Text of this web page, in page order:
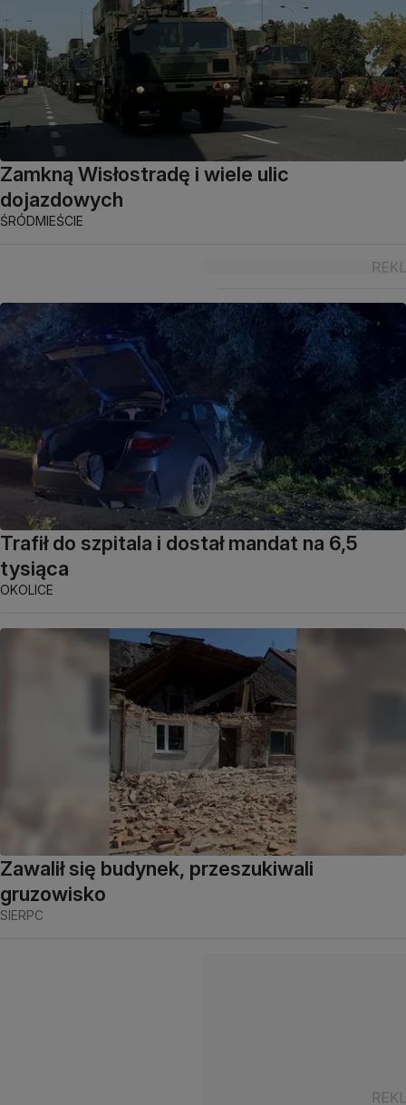
Zamkną Wisłostradę i wiele ulic
dojazdowych
ŚRÓDMIEŚCIE
Trafił do szpitala i dostał mandat na 6,5
tysiąca
OKOLICE
Zawalił się budynek, przeszukiwali
gruzowisko
SIERPC